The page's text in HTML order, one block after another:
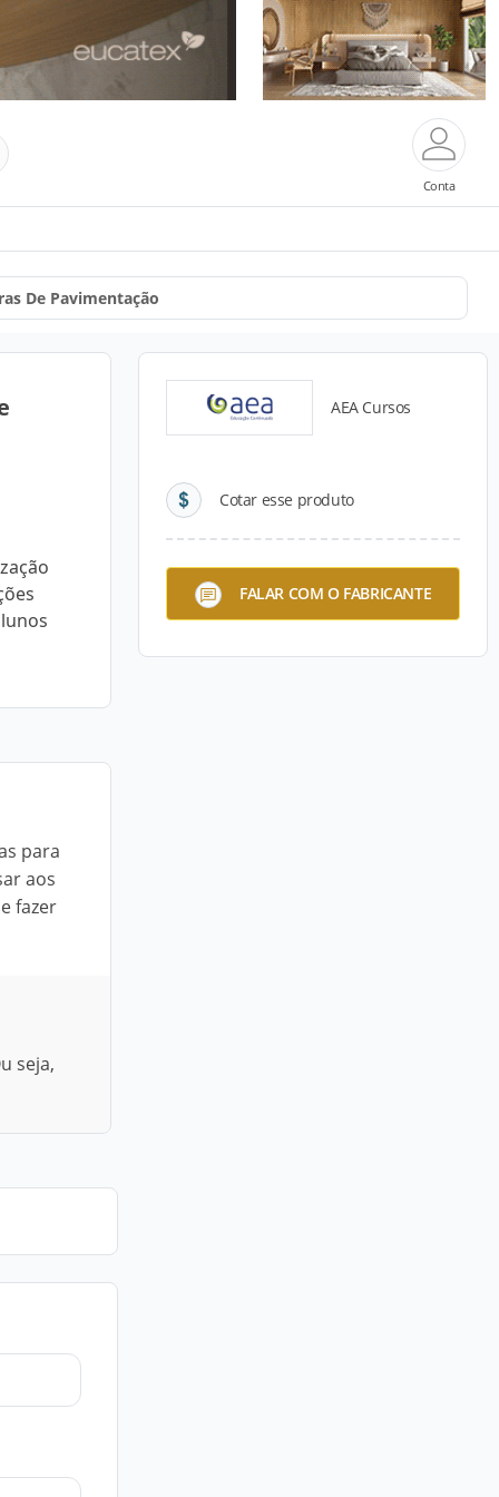
Conta
De Pavimentação
AEA Cursos
Cotar esse produto
FALAR COM O FABRICANTE
para
aos
fazer
seja,